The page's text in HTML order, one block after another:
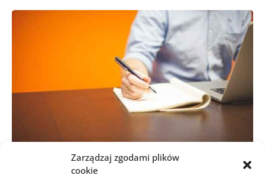
Zarządzaj zgodami plików
cookie
BIZNES, FINANSE